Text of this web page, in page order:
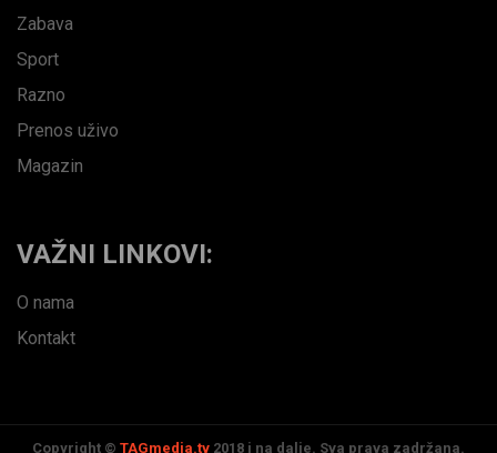
Zabava
Sport
Razno
Prenos uživo
Magazin
VAŽNI LINKOVI:
O nama
Kontakt
Copyright © TAGmedia.tv 2018 i na dalje. Sva prava zadržana.